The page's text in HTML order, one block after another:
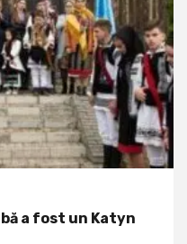
a fost un Katyn